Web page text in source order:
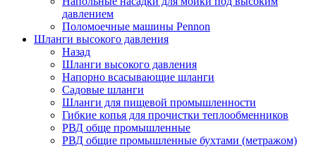
давлением
Поломоечные машины Pennon
Шланги высокого давления
Назад
Шланги высокого давления
Напорно всасывающие шланги
Садовые шланги
Шланги для пищевой промышленности
Гибкие копья для прочистки теплообменников
РВД обще промышленные
РВД общие промышленные бухтами (метражом)